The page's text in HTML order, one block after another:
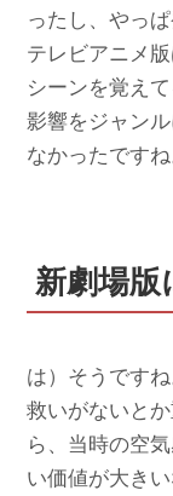
ったし、やっ
テレビアニメ
シーンを覚え
影響をジャン
なかったですね
新劇場版
は）そうです
救いがないと
ら、当時の空
い価値が大き